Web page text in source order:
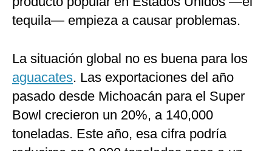
tequila— empieza a causar problemas.
La situación global no es buena para los
aguacates. Las exportaciones del año
pasado desde Michoacán para el Super
Bowl crecieron un 20%, a 140,000
toneladas. Este año, esa cifra podría